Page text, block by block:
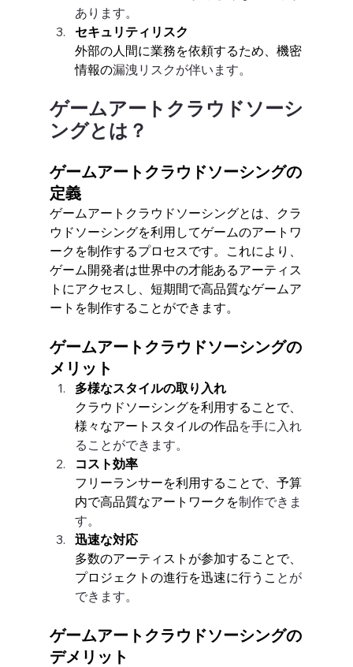
あります。
セキュリティリスク
外部の人間に業務を依頼するため、機密
情報の漏洩リスクが伴います。
ゲームアートクラウドソーシ
ングとは？
ゲームアートクラウドソーシングの
定義
ゲームアートクラウドソーシングとは、クラ
ウドソーシングを利用してゲームのアートワ
ークを制作するプロセスです。これにより、
ゲーム開発者は世界中の才能あるアーティス
トにアクセスし、短期間で高品質なゲームア
ートを制作することができます。
ゲームアートクラウドソーシングの
メリット
多様なスタイルの取り入れ
クラウドソーシングを利用することで、
様々なアートスタイルの作品を手に入れ
ることができます。
コスト効率
フリーランサーを利用することで、予算
内で高品質なアートワークを制作できま
す。
迅速な対応
多数のアーティストが参加することで、
プロジェクトの進行を迅速に行うこ とが
できます。
ゲームアートクラウドソーシングの
デメリット